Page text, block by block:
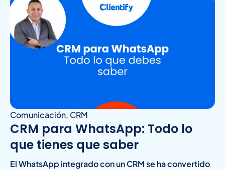
Comunicación, CRM
CRM para WhatsApp: Todo lo
que tienes que saber
El WhatsApp integrado con un CRM se ha convertido